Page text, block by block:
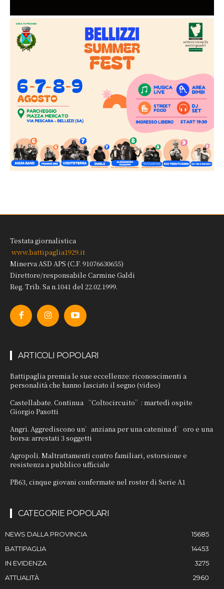
Testata giornalistica
www.battipaglia1929.it
Minerva ASD APS (C.F. 91076630655)
Direttore/responsabile Carmine Galdi
Reg. Trib. Sa n.1041 del 22.02.1999.
ARTICOLI POPOLARI
Battipaglia premia le sue eccellenze: riconoscimenti a
personalità che hanno lasciato il segno (video)
Castellabate. Continua “Coltocircuito”: martedì ospite
Giorgio Pasotti
Angri. Aggrediscono un’anziana per una catenina d’oro e una
borsa: arrestati 3 soggetti
Agropoli. Maltrattamenti contro familiari, estorsione e
resistenza a pubblico ufficiale
PB63, cinque giovani confermate nel roster di Serie A1
CATEGORIE POPOLARI
NEWS DALLA PROVINCIA
15685
BATTIPAGLIA
14453
IN EVIDENZA
3275
ATTUALITÀ
2960